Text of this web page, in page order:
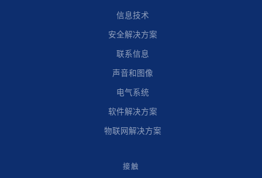
信息技术
安全解决方案
联系信息
声音和图像
电气系统
软件解决方案
物联网解决方案
接触